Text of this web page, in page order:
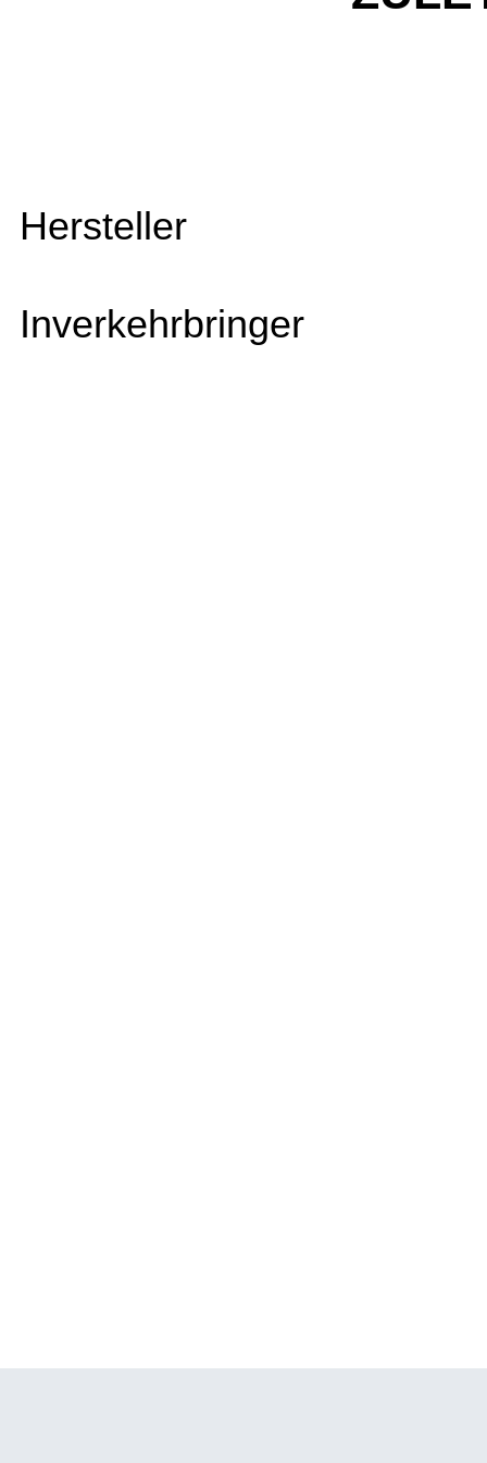
Hersteller
Inverkehrbringer